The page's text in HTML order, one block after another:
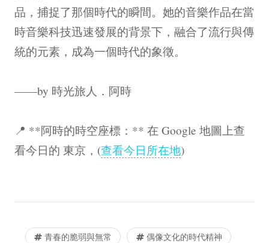
品，捕捉了那個時代的瞬間。她的音樂作品在當
時音樂科技迅速發展的背景下，融合了流行與傳
統的元素，成為一個時代的象徵。
——by 時光旅人．阿時
📍 **阿時的時空座標：** 在 Google 地圖上查
看今日的 東京，(查看今日所在地)
青春的脆弱與無常 偶像文化的時代精神